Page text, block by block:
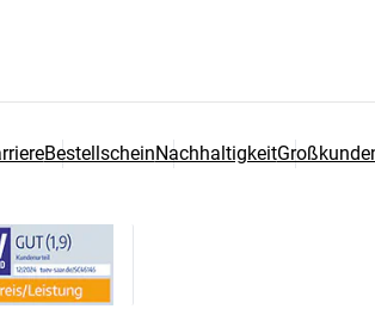
BestellscheinNachhaltigkeit